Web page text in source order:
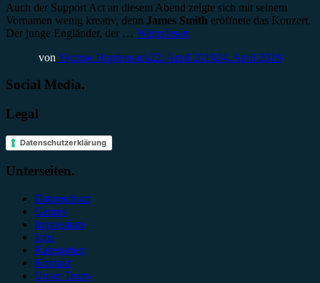
Auch der Support Act an diesem Abend zeigte sich mit seinem
Vornamen wenig kreativ, denn James Smith eröffnete das Konzert.
Der junge Engländer, der … Weiterlesen
von Yvonne Hopfensack22. April 201924. April 2019
Social Media.
Legal
Datenschutzerklärung
Unterseiten.
Datenschutz
Genres
Impressum
Jobs
Kategorien
Kontakt
Unser Team